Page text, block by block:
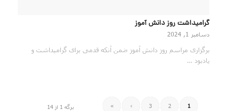
گرامیداشت روز دانش آموز
دسامبر 1, 2024
برگزاری مراسم روز دانش آموز ضمن آنکه قدمی برای گرامیداشت و
یادبود …
برگه 1 از 14 1
2
3
›
»